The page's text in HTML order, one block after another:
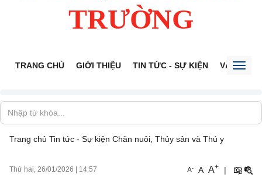
TRƯỜNG
TRANG CHỦ GIỚI THIỆU TIN TỨC - SỰ KIỆN VĂN BẢN
Trang chủ Tin tức - Sự kiện Chăn nuôi, Thủy sản và Thú y
Thứ hai, 26/01/2026 14:57 A- A A+ |